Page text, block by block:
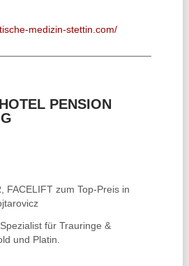
PENSION
FACELIFTzum Top-Preis in
für Trauringe &
und Platin.